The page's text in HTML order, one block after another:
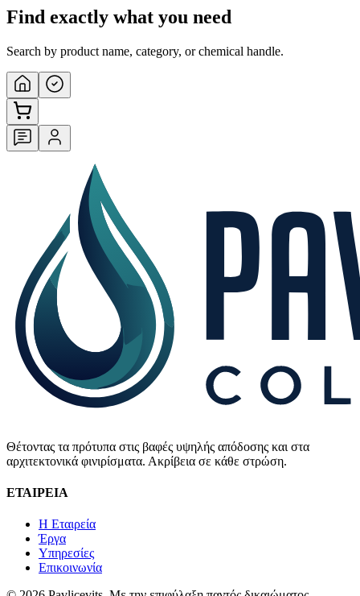
Find exactly what you need
Search by product name, category, or chemical handle.
Θέτοντας τα πρότυπα στις βαφές υψηλής απόδοσης και στα
αρχιτεκτονικά φινιρίσματα. Ακρίβεια σε κάθε στρώση.
ΕΤΑΙΡΕΙΑ
Η Εταιρεία
Έργα
Υπηρεσίες
Επικοινωνία